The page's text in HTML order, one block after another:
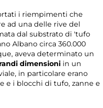
i riempimenti che
ad una delle rive del
dal substrato di 'tufo
Albano circa 360.000
aveva determinato un
dimensioni in un
in particolare erano
e i blocchi di tufo, zanne e